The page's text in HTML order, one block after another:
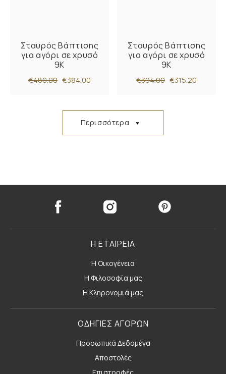
Σταυρός Βάπτισης
για αγόρι σε χρυσό
9Κ
€480.00 €384.00
Σταυρός Βάπτισης
για αγόρι σε χρυσό
9Κ
€394.00 €315.20
Περισσότερα
Η ΕΤΑΙΡΕΙΑ
Η Οικογένεια
Η Φιλοσοφία μας
Η Κληρονομιά μας
ΟΔΗΓΙΕΣ ΑΓΟΡΩΝ
Προσωπικά Δεδομένα
Αποστολές